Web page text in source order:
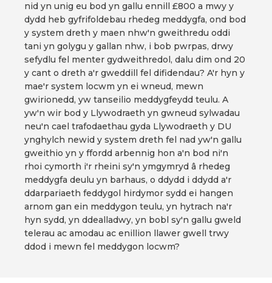
nid yn unig eu bod yn gallu ennill £800 a mwy y
dydd heb gyfrifoldebau rhedeg meddygfa, ond bod
y system dreth y maen nhw'n gweithredu oddi
tani yn golygu y gallan nhw, i bob pwrpas, drwy
sefydlu fel menter gydweithredol, dalu dim ond 20
y cant o dreth a'r gweddill fel difidendau? A'r hyn y
mae'r system locwm yn ei wneud, mewn
gwirionedd, yw tanseilio meddygfeydd teulu. A
yw'n wir bod y Llywodraeth yn gwneud sylwadau
neu'n cael trafodaethau gyda Llywodraeth y DU
ynghylch newid y system dreth fel nad yw'n gallu
gweithio yn y ffordd arbennig hon a'n bod ni'n
rhoi cymorth i'r rheini sy'n ymgymryd â rhedeg
meddygfa deulu yn barhaus, o ddydd i ddydd a'r
ddarpariaeth feddygol hirdymor sydd ei hangen
arnom gan ein meddygon teulu, yn hytrach na'r
hyn sydd, yn ddealladwy, yn bobl sy'n gallu gweld
telerau ac amodau ac enillion llawer gwell trwy
ddod i mewn fel meddygon locwm?